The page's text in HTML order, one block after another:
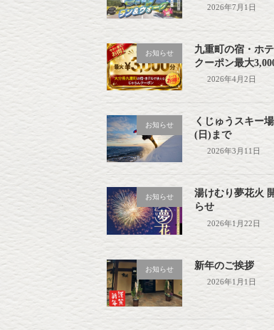
2026年7月1日
お知らせ
九重町の宿・ホ
クーポン最大
2026年4月2日
お知らせ
くじゅうスキー
(日)まで
2026年3月11日
お知らせ
湯けむり夢花火
らせ
2026年1月22日
お知らせ 新年のご挨拶
2026年1月1日